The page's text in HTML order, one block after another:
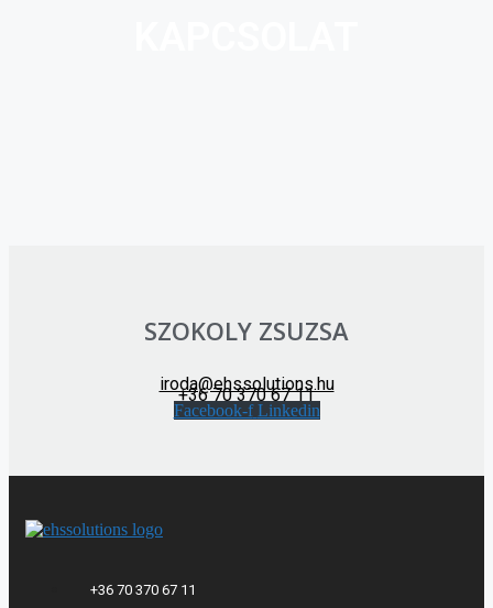
SZOKOLY ZSUZSA
iroda@ehssolutions.hu
+36 70 370 67 11
Facebook-f Linkedin
+36 70 370 67 11